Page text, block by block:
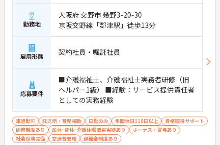
勤務地
大阪府 交野市 幾野3-20-30
京阪交野線「郡津駅」徒歩13分
雇用形態 契約社員・嘱託社員
応募要件
■介護福祉士、介護福祉士実務者研修（旧
ヘルパー1級） ■経験：サービス提供責任者
としての実務経験
車通勤可 託児所・育児補助 日勤のみ 年間休日110日以上
資格取得サポート
研修制度あり
産休･育休･介護休暇取得実績あり
ボーナス・賞与あり
社会保険完備
交通費支給 退職金制度あり